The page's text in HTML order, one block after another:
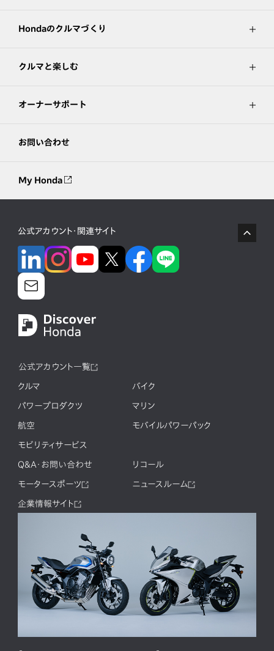
Hondaのクルマづくり
クルマと楽しむ
オーナーサポート
お問い合わせ
My Honda
公式アカウント・関連サイト
公式アカウント一覧
クルマ バイク
パワープロダクツ マリン
航空 モバイルパワーパック
モビリティサービス
Q&A・お問い合わせ リコール
モータースポーツ ニュースルーム
企業情報サイト